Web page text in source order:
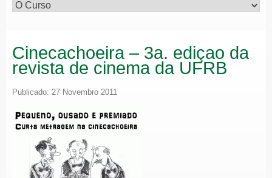
Cinecachoeira – 3a. ediçao da
revista de cinema da UFRB
Publicado: 27 Novembro 2011